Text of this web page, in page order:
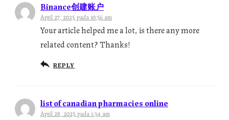
Binance创建账户
April 27, 2025 pada 10:56 am
Your article helped me a lot, is there any more
related content? Thanks!
REPLY
list of canadian pharmacies online
April 28, 2025 pada 1:34 am